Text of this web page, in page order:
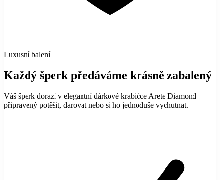
Luxusní balení
Každý šperk předáváme krásně zabalený
Váš šperk dorazí v elegantní dárkové krabičce Arete Diamond —
připravený potěšit, darovat nebo si ho jednoduše vychutnat.